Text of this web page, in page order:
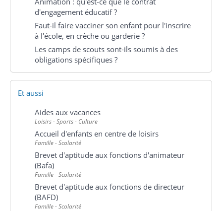
d'engagement éducatif ?
Faut-il faire vacciner son enfant pour l'inscrire
à l'école, en crèche ou garderie ?
Les camps de scouts sont-ils soumis à des
obligations spécifiques ?
Et aussi
Aides aux vacances
Loisirs - Sports - Culture
Accueil d'enfants en centre de loisirs
Famille - Scolarité
Brevet d'aptitude aux fonctions d'animateur
(Bafa)
Famille - Scolarité
Brevet d'aptitude aux fonctions de directeur
(BAFD)
Famille - Scolarité